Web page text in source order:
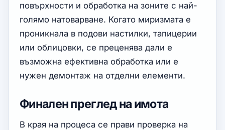
повърхности и обработка на зоните с най-
голямо натоварване. Когато миризмата е
проникнала в подови настилки, тапицерии
или облицовки, се преценява дали е
възможна ефективна обработка или е
нужен демонтаж на отделни елементи.
Финален преглед на имота
В края на процеса се прави проверка на